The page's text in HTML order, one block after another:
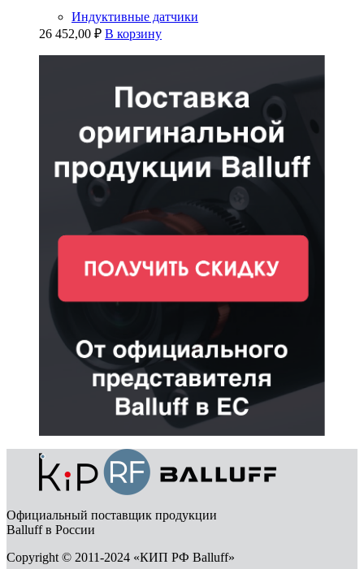
Индуктивные датчики
26 452,00 ₽ В корзину
Официальный поставщик продукции
Balluff в России
Copyright © 2011-2024 «КИП РФ Balluff»